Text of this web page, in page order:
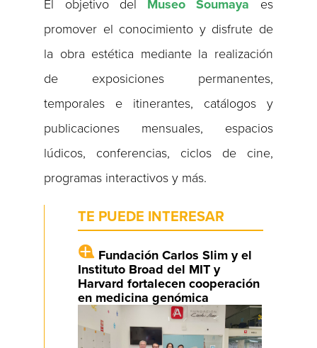
El objetivo del Museo Soumaya es
promover el conocimiento y disfrute de
la obra estética mediante la realización
de exposiciones permanentes,
temporales e itinerantes, catálogos y
publicaciones mensuales, espacios
lúdicos, conferencias, ciclos de cine,
programas interactivos y más.
TE PUEDE INTERESAR
Fundación Carlos Slim y el
Instituto Broad del MIT y
Harvard fortalecen cooperación
en medicina genómica